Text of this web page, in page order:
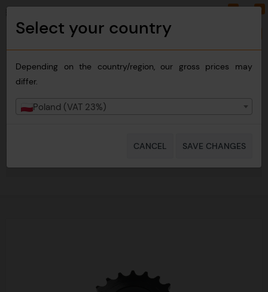
0 0
Select your country
Depending on the country/region, our gross prices may
differ.
Poland (VAT 23%)
CANCEL SAVE CHANGES